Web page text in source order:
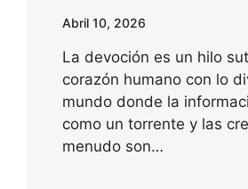
Abril 10, 2026
La devoción es un hilo
corazón humano con lo
mundo donde la
como un torrente y las
menudo son…